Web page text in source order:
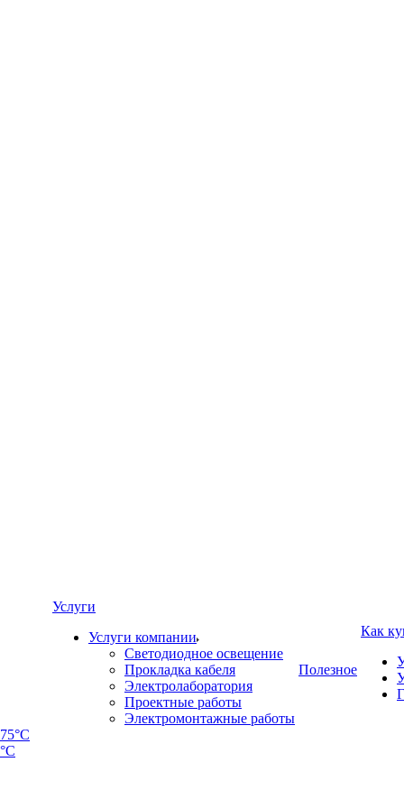
Услуги
Услуги компании
Светодиодное освещение
Прокладка кабеля
Электролаборатория
Проектные работы
Электромонтажные работы
Полезное
Как